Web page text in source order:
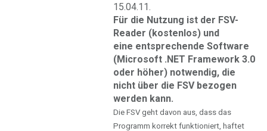
15.04.11.
Für die Nutzung ist der FSV-
Reader (kostenlos) und
eine entsprechende Software
(Microsoft .NET Framework 3.0
oder höher) notwendig, die
nicht über die FSV bezogen
werden kann.
Die FSV geht davon aus, dass das
Programm korrekt funktioniert, haftet